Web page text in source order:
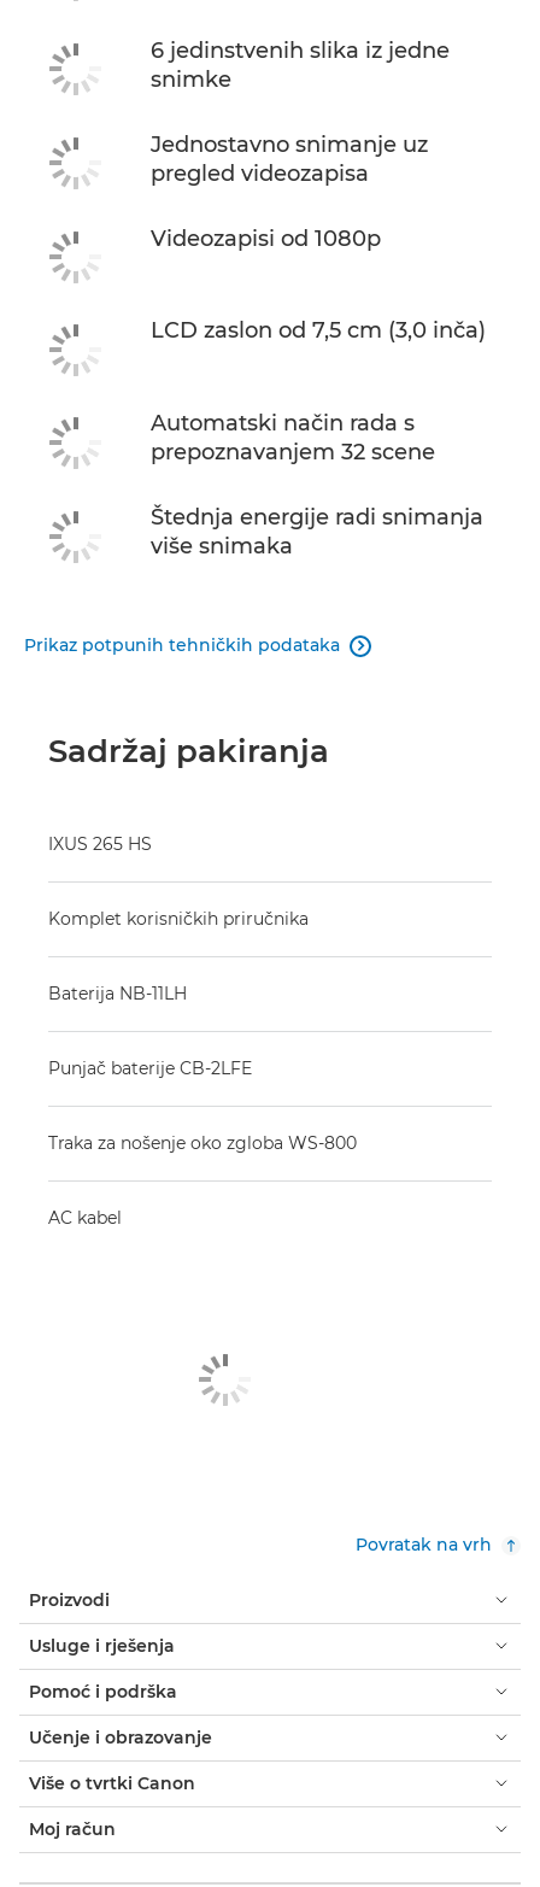
6 jedinstvenih slika iz jedne
snimke
Jednostavno snimanje uz
pregled videozapisa
Videozapisi od 1080p
LCD zaslon od 7,5 cm (3,0 inča)
Automatski način rada s
prepoznavanjem 32 scene
Štednja energije radi snimanja
više snimaka
Prikaz potpunih tehničkih podataka 
Sadržaj pakiranja
IXUS 265 HS
Komplet korisničkih priručnika
Baterija NB-11LH
Punjač baterije CB-2LFE
Traka za nošenje oko zgloba WS-800
AC kabel
Povratak na vrh
Proizvodi
Usluge i rješenja
Pomoć i podrška
Učenje i obrazovanje
Više o tvrtki Canon
Moj račun